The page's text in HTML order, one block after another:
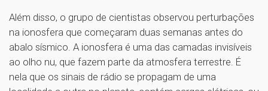
Além disso, o grupo de cientistas observou perturbações
na ionosfera que começaram duas semanas antes do
abalo sísmico. A ionosfera é uma das camadas invisíveis
ao olho nu, que fazem parte da atmosfera terrestre. É
nela que os sinais de rádio se propagam de uma